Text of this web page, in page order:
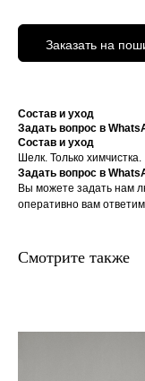
Заказать на
Состав и уход
Задать вопрос в
Состав и уход
Шелк. Только химчистка.
Задать вопрос в
Вы можете задать нам
оперативно вам
Смотрите также